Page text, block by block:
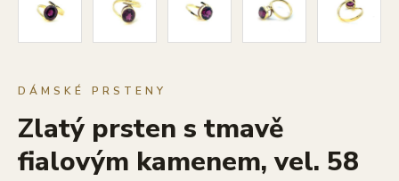
DÁMSKÉ PRSTENY
Zlatý prsten s tmavě
fialovým kamenem, vel. 58